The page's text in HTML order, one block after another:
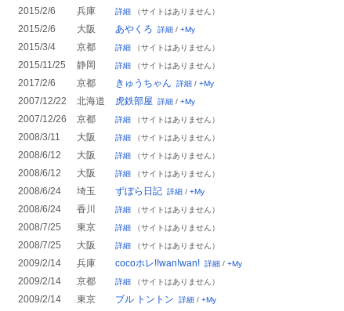
2015/2/6 兵庫 詳細（サイトはありません）
2015/2/6 大阪 あやくろ 詳細/ +My
2015/3/4 京都 詳細（サイトはありません）
2015/11/25 静岡 詳細（サイトはありません）
2017/2/6 京都 きゅうちゃん 詳細/ +My
2007/12/22 北海道 虎鉄部屋 詳細/ +My
2007/12/26 京都 詳細（サイトはありません）
2008/3/11 大阪 詳細（サイトはありません）
2008/6/12 大阪 詳細（サイトはありません）
2008/6/12 大阪 詳細（サイトはありません）
2008/6/24 埼玉 ずぼら日記 詳細/ +My
2008/6/24 香川 詳細（サイトはありません）
2008/7/25 東京 詳細（サイトはありません）
2008/7/25 大阪 詳細（サイトはありません）
2009/2/14 兵庫 cocoホレ!!wan!wan! 詳細/ +My
2009/2/14 京都 詳細（サイトはありません）
2009/2/14 東京 ブル トントン 詳細/ +My